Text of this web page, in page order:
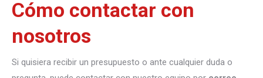
Cómo contactar con
nosotros
Si quisiera recibir un presupuesto o ante cualquier duda o